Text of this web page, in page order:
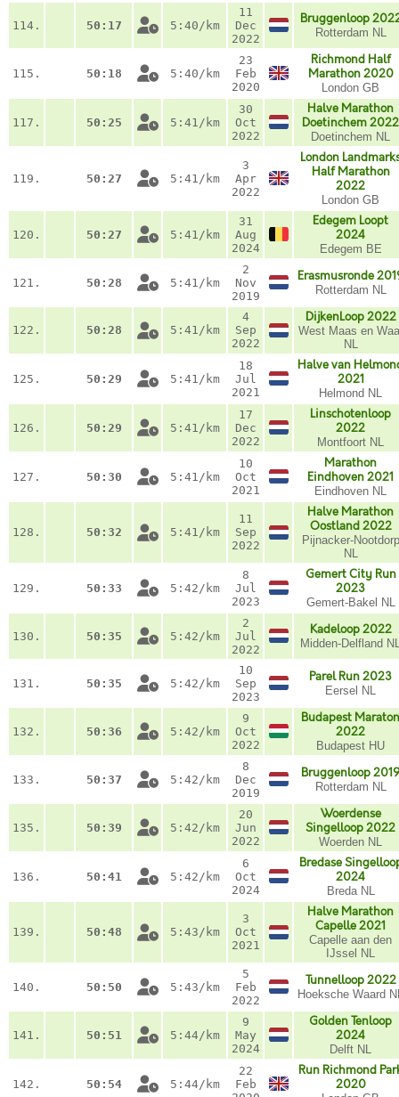
114. 50:17 5:40/km
11
Dec
2022
Bruggenloop
Rotterdam NL
115. 50:18 5:40/km
23
Feb
2020
Richmond Half
Marathon 2020
London GB
117. 50:25 5:41/km
30
Oct
2022
Halve Marathon
Doetinchem 2022
Doetinchem NL
119. 50:27 5:41/km
3
Apr
2022
London
Half Marathon
2022
London GB
120. 50:27 5:41/km
31
Aug
2024
Edegem Loopt
2024
Edegem BE
121. 50:28 5:41/km
2
Nov
2019
Erasmusronde
Rotterdam NL
122. 50:28 5:41/km
4
Sep
2022
DijkenLoop 2022
West Maas en
NL
125. 50:29 5:41/km
18
Jul
2021
Halve van
2021
Helmond NL
126. 50:29 5:41/km
17
Dec
2022
Linschotenloop
2022
Montfoort NL
127. 50:30 5:41/km
10
Oct
2021
Marathon
Eindhoven 2021
Eindhoven NL
128. 50:32 5:41/km
11
Sep
2022
Halve Marathon
Oostland 2022
Pijnacker-Nootdorp
NL
129. 50:33 5:42/km
8
Jul
2023
Gemert City Run
2023
Gemert-Bakel NL
130. 50:35 5:42/km
2
Jul
2022
Kadeloop 2022
Midden-Delfland
131. 50:35 5:42/km
10
Sep
2023
Parel Run 2023
Eersel NL
132. 50:36 5:42/km
9
Oct
2022
Budapest Maraton
2022
Budapest HU
133. 50:37 5:42/km
8
Dec
2019
Bruggenloop 2019
Rotterdam NL
135. 50:39 5:42/km
20
Jun
2022
Woerdense
Singelloop 2022
Woerden NL
136. 50:41 5:42/km
6
Oct
2024
Bredase
2024
Breda NL
139. 50:48 5:43/km
3
Oct
2021
Halve Marathon
Capelle 2021
Capelle aan den
IJssel NL
140. 50:50 5:43/km
5
Feb
2022
Tunnelloop 2022
Hoeksche Waard
141. 50:51 5:44/km
9
May
2024
Golden Tenloop
2024
Delft NL
142. 50:54 5:44/km
22
Feb
Run Richmond
2020